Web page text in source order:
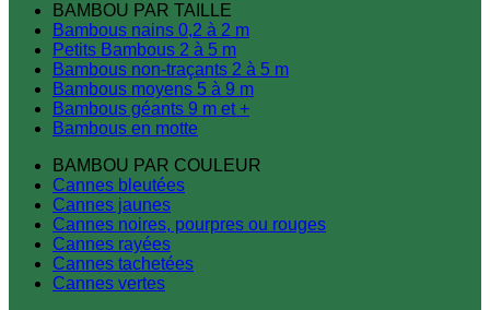
BAMBOU PAR TAILLE
Bambous nains 0,2 à 2 m
Petits Bambous 2 à 5 m
Bambous non-traçants 2 à 5 m
Bambous moyens 5 à 9 m
Bambous géants 9 m et +
Bambous en motte
BAMBOU PAR COULEUR
Cannes bleutées
Cannes jaunes
Cannes noires, pourpres ou rouges
Cannes rayées
Cannes tachetées
Cannes vertes